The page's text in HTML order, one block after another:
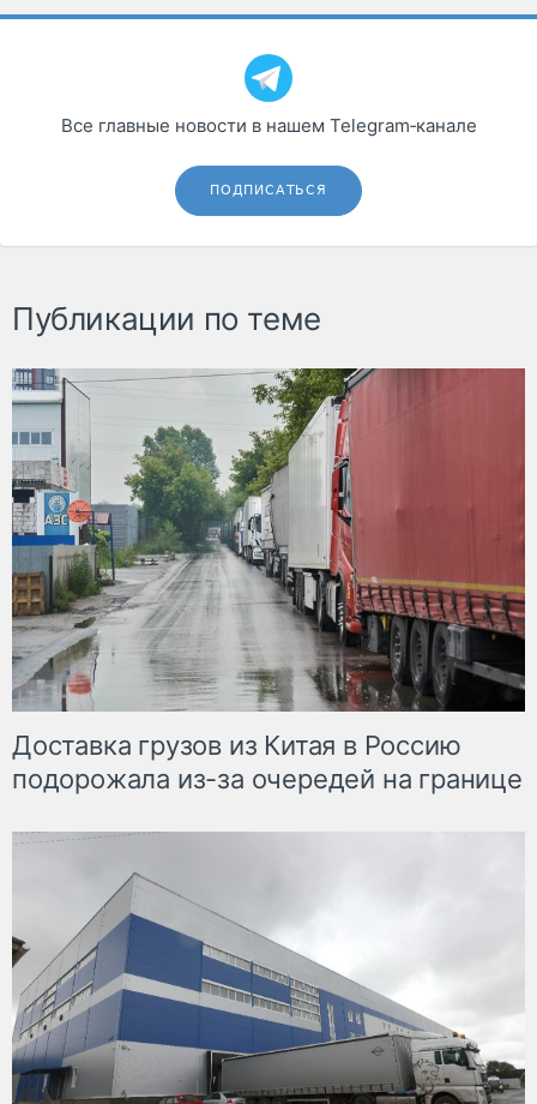
Все главные новости в нашем Telegram‑канале
ПОДПИСАТЬСЯ
Публикации по теме
Доставка грузов из Китая в Россию
подорожала из-за очередей на границе